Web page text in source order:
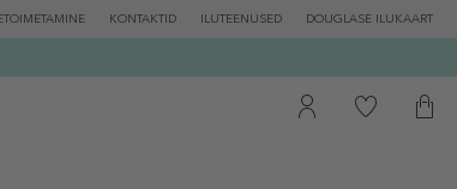
KONTAKTID ILUTEENUSED DOUGLASE ILUKAART